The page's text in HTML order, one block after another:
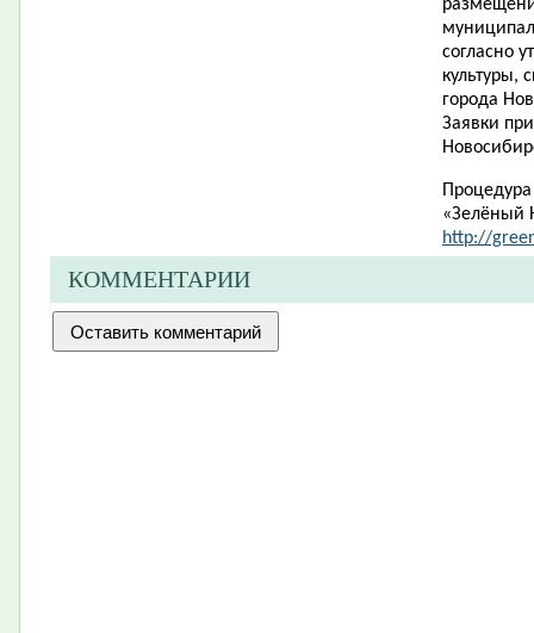
согласно
культуры,
города
Заявки
«Зелёный
http://
КОММЕНТАРИИ